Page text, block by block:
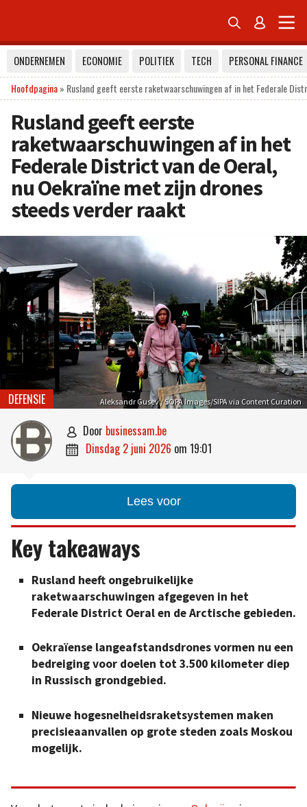
 
ONDERNEMEN ECONOMIE POLITIEK TECH
PERSONAL FINANCE
Hoofdpagina» Rusland geeft eerste raketwaarschuwingen af in het Federale
Rusland geeft eerste
raketwaarschuwingen af in het
Federale District van de Oeral,
nu Oekraïne met zijn drones
steeds verder raakt
Aleksandr Gusev / SOPA Images/SIPA via Content Curation
DEFENSIE
 door businessam.be
 dinsdag 2 juni 2026 om 19:01
Lees voor
Key takeaways
Rusland heeft ongebruikelijke
raketwaarschuwingen afgegeven in het
Federale District Oeral en de Arctische gebieden.
Oekraïense langeafstandsdrones vormen nu een
bedreiging voor doelen tot 3.500 kilometer diep
in Russisch grondgebied.
Nieuwe hogesnelheidsraketsystemen maken
precisieaanvallen op grote steden zoals Moskou
mogelijk.